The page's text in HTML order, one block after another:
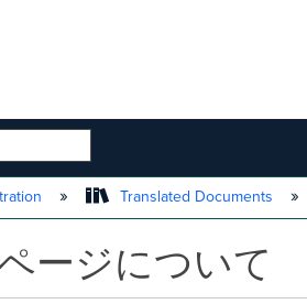
Translated Documents
ージについて